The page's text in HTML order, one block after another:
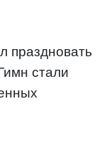
праздновать
стали